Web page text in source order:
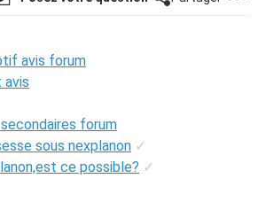
avis forum
avis
forum
sous nexplanon ✓
ce possible? ✓